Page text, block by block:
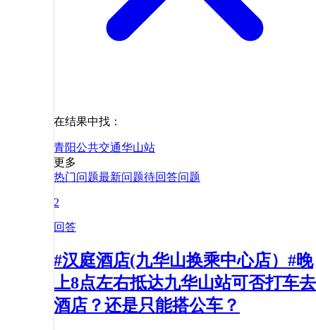
在结果中找：
青阳公共交通华山站
更多
热门问题最新问题待回答问题
2
回答
#汉庭酒店(九华山换乘中心店）#晚
上8点左右抵达九华山站可否打车去
酒店？还是只能搭公车？